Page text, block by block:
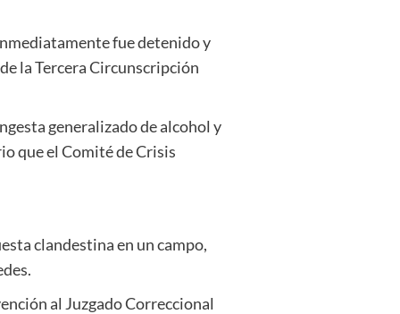
fue detenido y
la Tercera Circunscripción
generalizado de alcohol y
que el Comité de Crisis
clandestina en un campo,
al Juzgado Correccional